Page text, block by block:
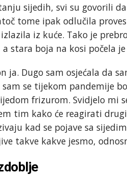
sijedih, svi su govorili
tome ipak odlučila
iz kuće. Tako je
stara boja na kosi počela
ja. Dugo sam osjećala da
sam se tijekom pandemije
frizurom. Svidjelo mi
tim kako će reagirati
kad se pojave sa
takve kakve jesmo,